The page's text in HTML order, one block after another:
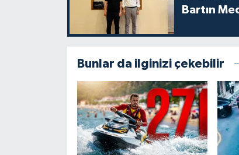
Bartın
Bunlar da ilginizi çekebilir